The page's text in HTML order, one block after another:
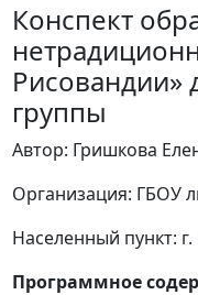
Конспект
Рисовандии»
группы
Автор: Гришкова
Организация: ГБОУ
Населенный пункт:
Программное